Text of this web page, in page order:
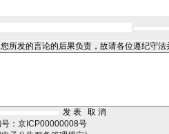
所发的言论的后果负责，故请各位遵纪守
：京ICP00000008号